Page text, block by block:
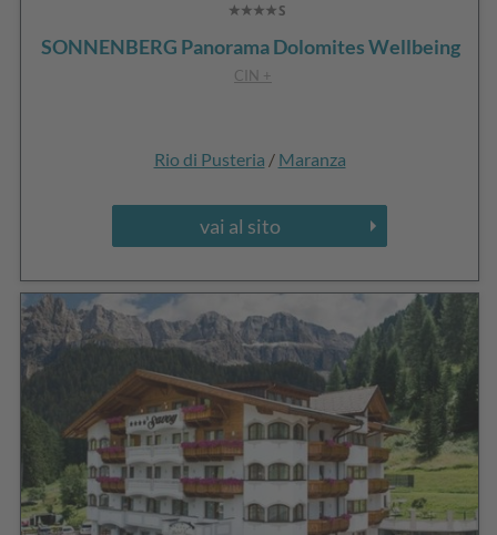
SONNENBERG Panorama Dolomites Wellbeing
CIN +
Rio di Pusteria / Maranza
vai al sito